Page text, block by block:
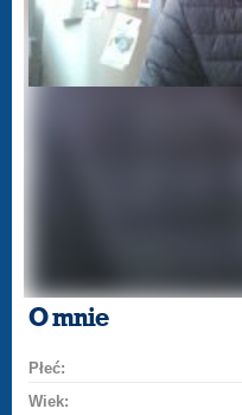
O mnie
Płeć:
Wiek: